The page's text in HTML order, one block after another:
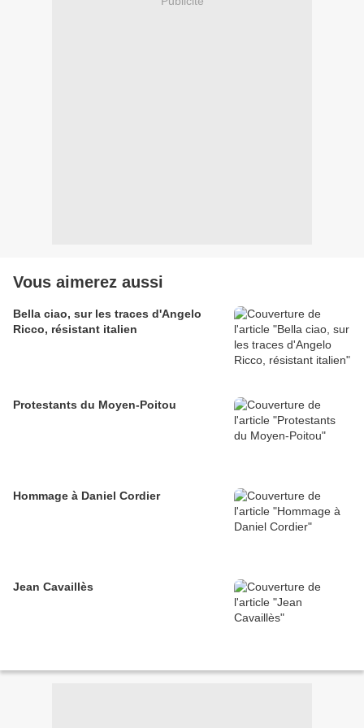
Vous aimerez aussi
Bella ciao, sur les traces d'Angelo
Ricco, résistant italien
Protestants du Moyen-Poitou
Hommage à Daniel Cordier
Jean Cavaillès